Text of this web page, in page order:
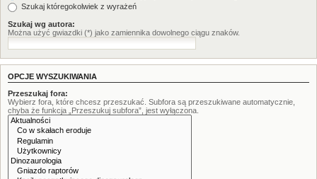
Szukaj któregokolwiek z wyrażeń
Szukaj wg autora:
Można użyć gwiazdki (*) jako zamiennika dowolnego ciągu znaków.
OPCJE WYSZUKIWANIA
Przeszukaj fora:
Wybierz fora, które chcesz przeszukać. Subfora są przeszukiwane automatycznie,
chyba że funkcja „Przeszukuj subfora”, jest wyłączona.